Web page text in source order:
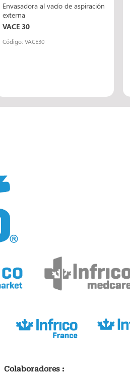
Envasadora al vacío de aspiración
externa
VACE 30
Código: VACE30
Colaboradores :